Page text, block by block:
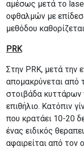
αμέσως μετά το
οφθαλμών με
μεθόδου
PRK
Στην PRK, μετά την
απομακρύνεται από
στοιβάδα κυττάρων
επιθήλιο. Κατόπιν
που κρατάει 10-20
ένας ειδικός
αφαιρείται από τον